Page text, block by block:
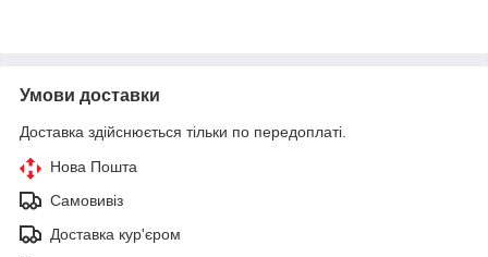
Умови доставки
Доставка здійснюється тільки по передоплаті.
Нова Пошта
Самовивіз
Доставка кур'єром